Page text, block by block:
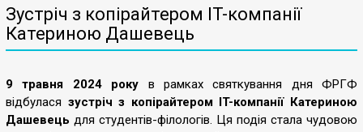
Зустріч з копірайтером IT-компанії
Катериною Дашевець
9 травня 2024 року в рамках святкування дня ФРГФ
відбулася зустріч з копірайтером IT-компанії Катериною
Дашевець для студентів-філологів. Ця подія стала чудовою